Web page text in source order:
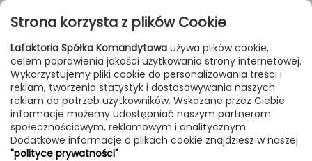
Przejdź do treści
FILTROWANIE & SORTOWANIE
Meble Producenci Normann Copenhagen Produkt
Podnóżek Ace welur (Morski) -
Strona korzysta z plików Cookie
Lafaktoria Spółka Komandytowa używa plików cookie,
celem poprawienia jakości użytkowania strony internetowej.
Wykorzystujemy pliki cookie do personalizowania treści i
reklam, tworzenia statystyk i dostosowywania naszych
reklam do potrzeb użytkowników. Wskazane przez Ciebie
informacje możemy udostępniać naszym partnerom
społecznościowym, reklamowym i analitycznym.
Dodatkowe informacje o plikach cookie znajdziesz w naszej
"polityce prywatności"